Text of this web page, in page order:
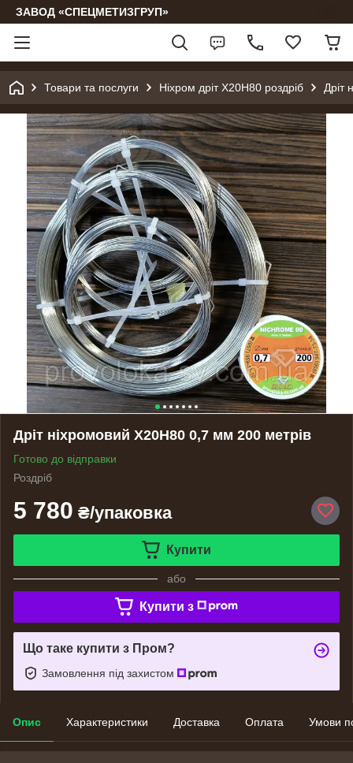
ЗАВОД «СПЕЦМЕТИЗГРУП»
Товари та послуги Ніхром дріт Х20Н80 роздріб Дріт
Дріт ніхромовий Х20Н80 0,7 мм 200 метрів
Готово до відправки
Роздріб
5 780 ₴/упаковка
Купити
або
Купити з
Що таке купити з Пром?
Замовлення під захистом
Опис Характеристики Доставка Оплата Умови